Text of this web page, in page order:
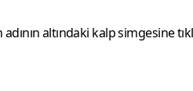
altındaki kalp simgesine